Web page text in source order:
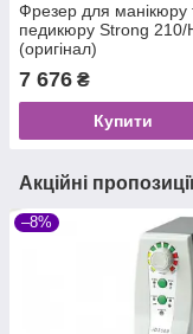
Фрезер для манікюру
педикюру Strong 210/
(оригінал)
7 676 ₴
Купити
Акційні
–8%